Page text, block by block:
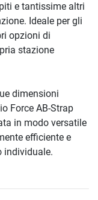
e tantissime altri
Ideale per gli
opzioni di
stazione
dimensioni
Force AB-Strap
in modo versatile
efficiente e
individuale.